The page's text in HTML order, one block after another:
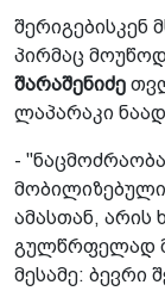
შერიგებისკენ
პირმაც
შარაშენიძე
ლაპარაკი
-
ამასთან,
გულწრფელად
მესამე: ბევრი